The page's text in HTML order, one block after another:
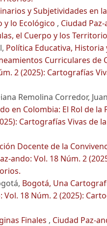
y Subjetividades en
y lo Ecológico , Ciudad
el Cuerpo y los
Política Educativa,
Curriculares de
2 (2025): Cartografías
Remolina Corredor,
en Colombia: El Rol de la
Cartografías Vivas de
Docente de la
ando: Vol. 18 Núm. 2
Bogotá, Una
Vol. 18 Núm. 2 (2025):
Finales , Ciudad Paz-